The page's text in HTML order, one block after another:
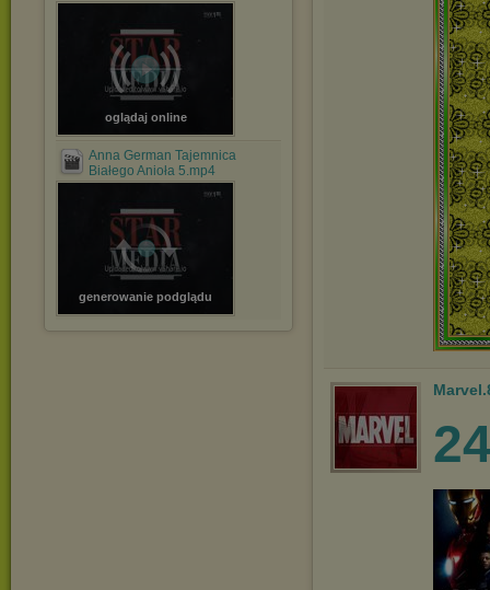
oglądaj online
Anna German Tajemnica
Białego Anioła 5.mp4
generowanie podglądu